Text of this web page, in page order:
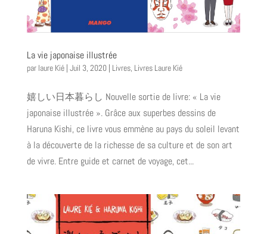
La vie japonaise illustrée
par laure Kié| Juil 3, 2020| Livres, Livres Laure Kié
嬉しい日本暮らし Nouvelle sortie de livre: « La vie
japonaise illustrée ». Grâce aux superbes dessins de
Haruna Kishi, ce livre vous emmène au pays du soleil levant
à la découverte de la richesse de sa culture et de son art
de vivre. Entre guide et carnet de voyage, cet...